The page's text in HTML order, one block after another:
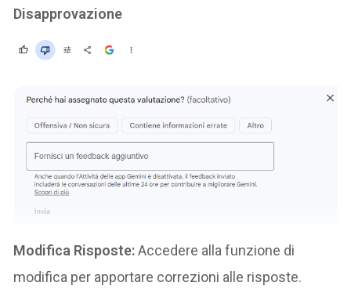
Disapprovazione
Modifica Risposte:Accedere alla funzione di
modifica per apportare correzioni alle risposte.